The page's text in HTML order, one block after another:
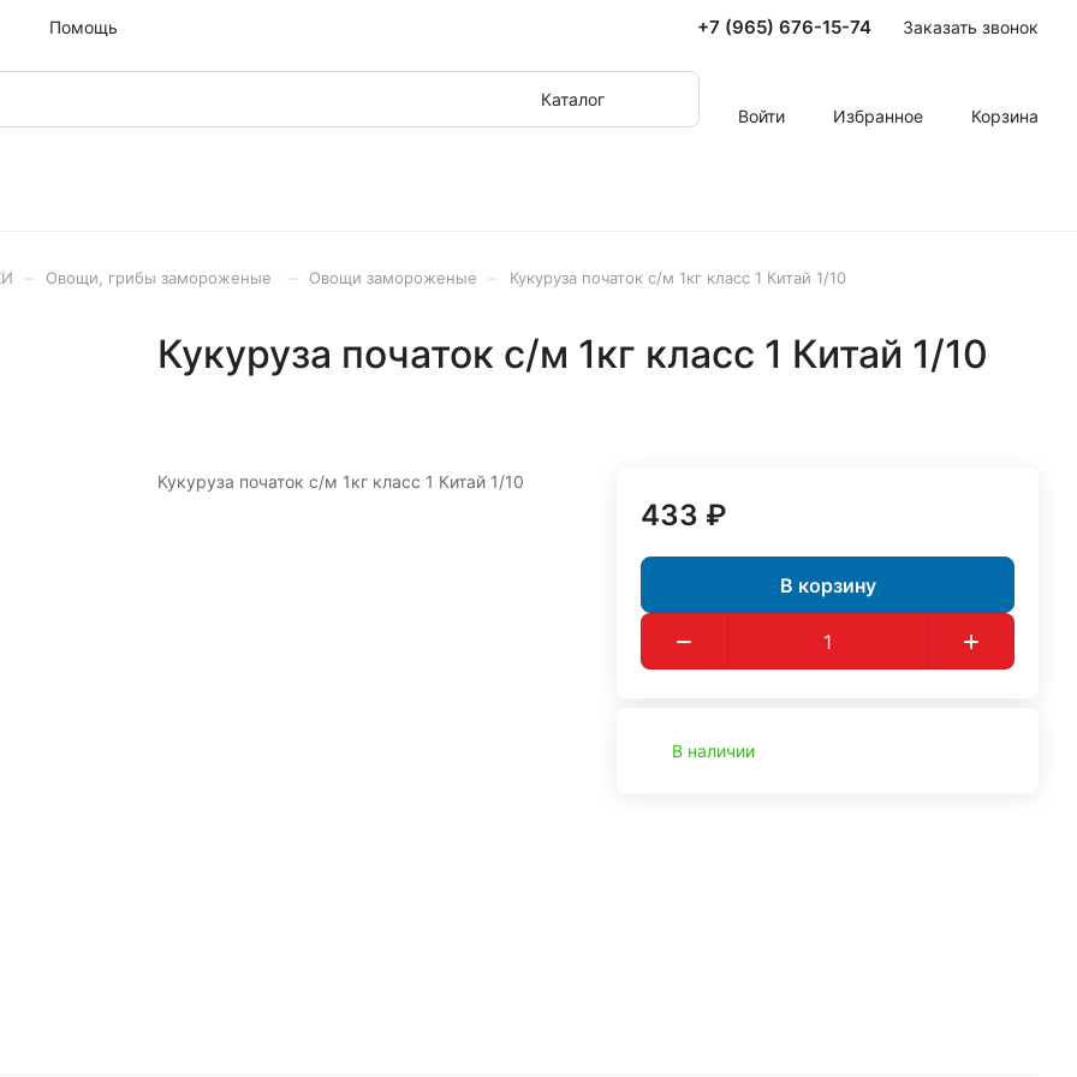
Помощь +7 (965) 676-15-74 Заказать звонок
Каталог
Войти
Избранное Корзина
Овощи, грибы замороженые Овощи замороженые Кукуруза початок с/м 1кг класс 1 Китай 1/10
Кукуруза початок с/м 1кг класс 1 Китай 1/10
Кукуруза початок с/м 1кг класс 1 Китай 1/10
433 ₽
В корзину
В наличии